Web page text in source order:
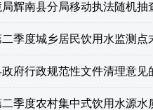
辉南县分局移动执法随机抽
二季度城乡居民饮用水监测
府行政规范性文件清理意见
二季度农村集中式饮用水源水